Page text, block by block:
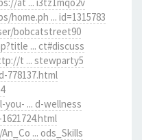
... id=1315783
bobcatstreet90
... ct#discuss
t ... stewparty5
778137.html
... d-wellness
... ods_Skills